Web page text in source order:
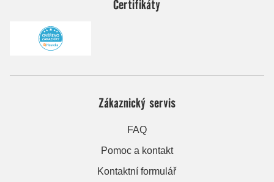
Certifikáty
Zákaznický servis
FAQ
Pomoc a kontakt
Kontaktní formulář